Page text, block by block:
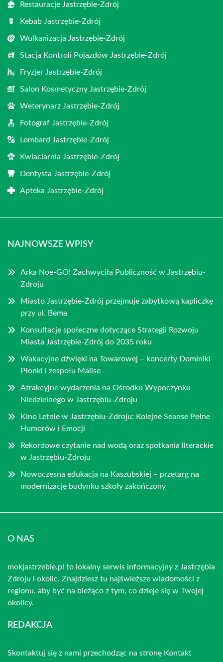
Restauracje Jastrzębie-Zdrój
Kebab Jastrzębie-Zdrój
Wulkanizacja Jastrzębie-Zdrój
Stacja Kontroli Pojazdów Jastrzębie-Zdrój
Fryzjer Jastrzębie-Zdrój
Salon Kosmetyczny Jastrzębie-Zdrój
Weterynarz Jastrzębie-Zdrój
Fotograf Jastrzębie-Zdrój
Lombard Jastrzębie-Zdrój
Kwiaciarnia Jastrzębie-Zdrój
Dentysta Jastrzębie-Zdrój
Apteka Jastrzębie-Zdrój
NAJNOWSZE WPISY
Arka Noe-GO! Zachwyciła Publiczność w Jastrzębiu-
Zdroju
Miasto Jastrzębie-Zdrój przejmuje zabytkową kapliczkę
przy ul. Bema
Konsultacje społeczne dotyczące Strategii Rozwoju
Miasta Jastrzębie-Zdrój do 2035 roku
Wakacyjne dźwięki na Towarowej – koncerty Dominiki
Płonki i zespołu Malise
Atrakcyjne wydarzenia na Ośrodku Wypoczynku
Niedzielnego w Jastrzębiu-Zdroju
Kino Letnie w Jastrzębiu-Zdroju: Kolejne Seanse Pełne
Humorów i Emocji
Rekordowe czytanie nad wodą oraz spotkania literackie
w Jastrzębiu-Zdroju
Nowoczesna edukacja na Kaszubskiej – przetarg na
modernizację budynku szkoły zakończony
O NAS
mokjastrzebie.pl to lokalny serwis informacyjny z Jastrzębia
Zdroju i okolic. Znajdziesz tu najświeższe wiadomości z
regionu, aby być na bieżąco z tym, co dzieje się w Twojej
okolicy.
REDAKCJA
Skontaktuj się z nami przechodząc na stronę Kontakt